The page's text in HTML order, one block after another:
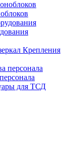
Крепления
для ТСД